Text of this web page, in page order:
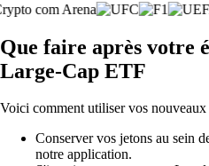
Que faire après votre
Large-Cap ETF
Voici comment utiliser vos nouveaux
Conserver vos jetons au sein
notre application.